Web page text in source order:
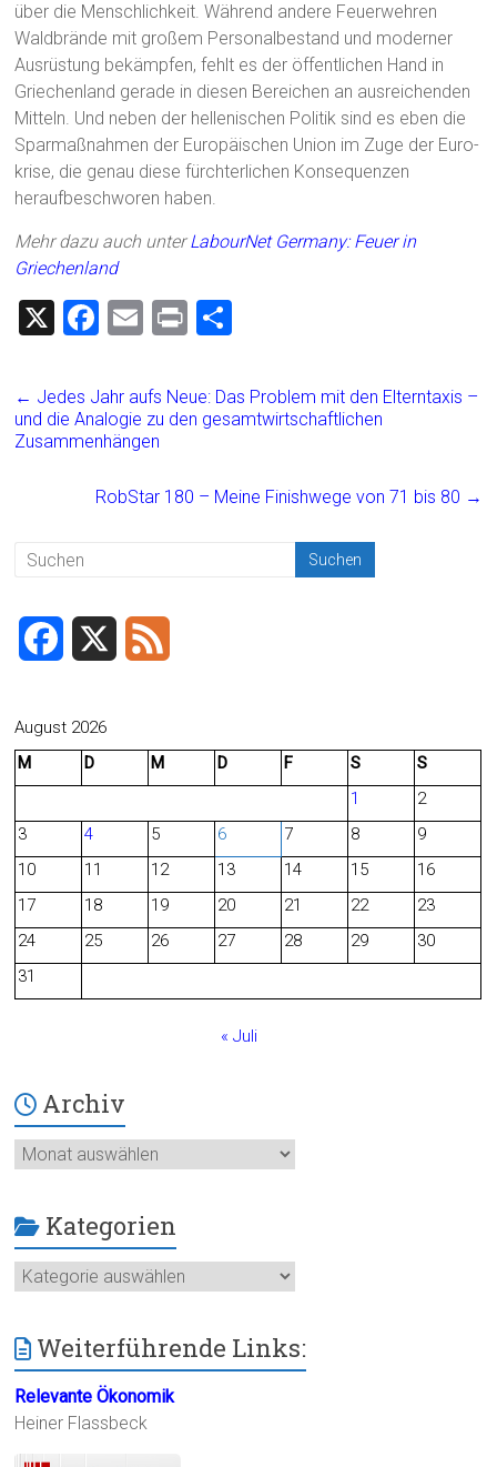
über die Menschlichkeit. Während andere Feuerwehren
Waldbrände mit großem Personalbestand und moderner
Ausrüstung bekämpfen, fehlt es der öffentlichen Hand in
Griechenland gerade in diesen Bereichen an ausreichenden
Mitteln. Und neben der hellenischen Politik sind es eben die
Sparmaßnahmen der Europäischen Union im Zuge der Euro-
krise, die genau diese fürchterlichen Konsequenzen
heraufbeschworen haben.
Mehr dazu auch unterLabourNet Germany: Feuer in
Griechenland
X
F
ce
b
o
ok
E
ai
l
Pr
t
e
n
← Jedes Jahr aufs Neue: Das Problem mit den Elterntaxis –
und die Analogie zu den gesamtwirtschaftlichen
Zusammenhängen
RobStar 180 – Meine Finishwege von 71 bis 80 →
c
b
o
August 2026
M
D M D F S
S
1
2
3
4 5 6 7 8
9
10
11 12 13 14 15
16
17
18 19 20 21 22
23
24
25 26 27 28 29
30
31
« Juli
Archiv
Archiv
Kategorien
Kategorien
Weiterführende Links:
Relevante Ökonomik
Heiner Flassbeck